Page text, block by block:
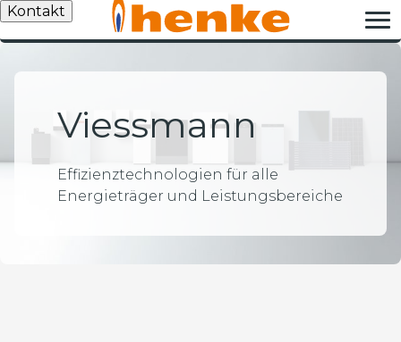
Kontakt
Viessmann
Effizienztechnologien für alle
Energieträger und Leistungsbereiche